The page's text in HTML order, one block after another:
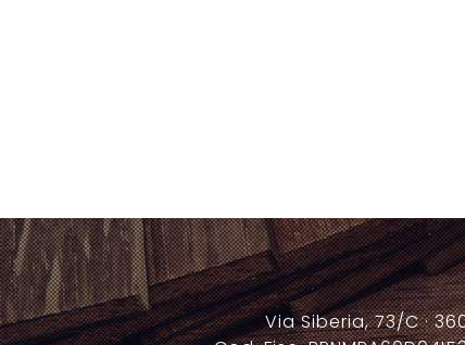
Via Siberia, 73/C ·